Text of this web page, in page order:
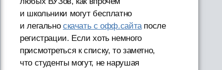
и школьники могут бесплатно
и легально скачать с офф.сайтапосле
регистрации. Если хоть немного
присмотреться к списку, то заметно,
что студенты могут, не нарушая